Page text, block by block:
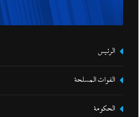
الرئيس
القوات المسلحة
الحكومة